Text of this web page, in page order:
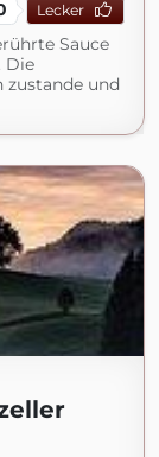
Lecker
Sauce
Die
zustande und